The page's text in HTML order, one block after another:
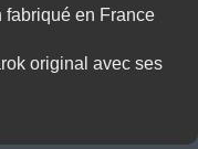
en France
original avec ses